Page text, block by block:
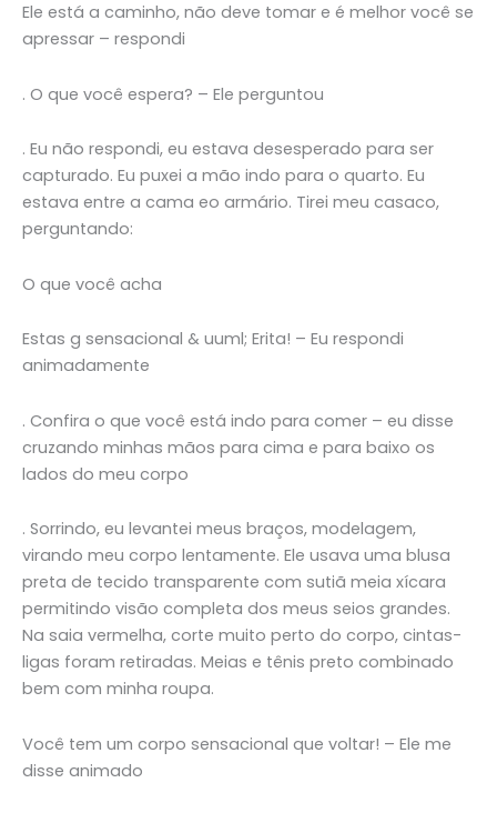
Ele está a caminho, não deve tomar e é melhor você se
apressar – respondi
. O que você espera? – Ele perguntou
. Eu não respondi, eu estava desesperado para ser
capturado. Eu puxei a mão indo para o quarto. Eu
estava entre a cama eo armário. Tirei meu casaco,
perguntando:
O que você acha
Estas g sensacional & uuml; Erita! – Eu respondi
animadamente
. Confira o que você está indo para comer – eu disse
cruzando minhas mãos para cima e para baixo os
lados do meu corpo
. Sorrindo, eu levantei meus braços, modelagem,
virando meu corpo lentamente. Ele usava uma blusa
preta de tecido transparente com sutiã meia xícara
permitindo visão completa dos meus seios grandes.
Na saia vermelha, corte muito perto do corpo, cintas-
ligas foram retiradas. Meias e tênis preto combinado
bem com minha roupa.
Você tem um corpo sensacional que voltar! – Ele me
disse animado